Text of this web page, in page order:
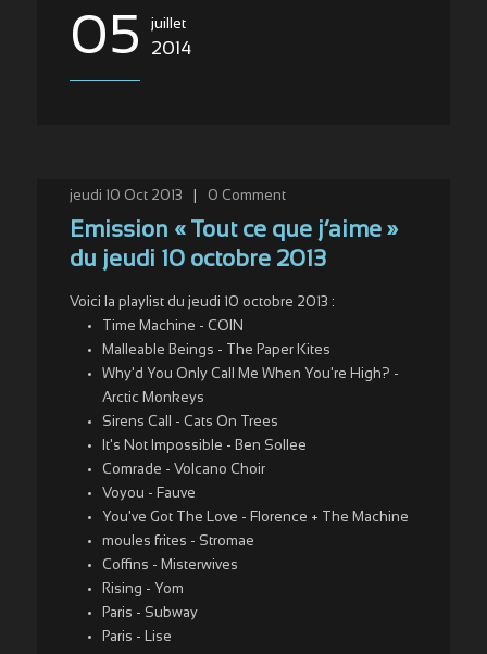
05 juillet
2014
jeudi 10 Oct 2013 0 Comment
Emission « Tout ce que j’aime »
du jeudi 10 octobre 2013
Voici la playlist du jeudi 10 octobre 2013 :
Time Machine - COIN
Malleable Beings - The Paper Kites
Why'd You Only Call Me When You're High? -
Arctic Monkeys
Sirens Call - Cats On Trees
It's Not Impossible - Ben Sollee
Comrade - Volcano Choir
Voyou - Fauve
You've Got The Love - Florence + The Machine
moules frites - Stromae
Coffins - Misterwives
Rising - Yom
Paris - Subway
Paris - Lise